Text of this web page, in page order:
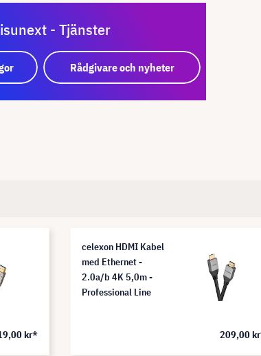
- Tjänster
Rådgivare och nyheter
kr*
celexon HDMI Kabel
med Ethernet -
2.0a/b 4K 5,0m -
Professional Line
209,00